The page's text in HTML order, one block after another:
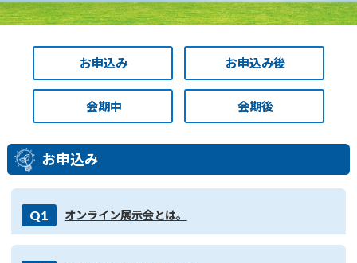
お申込み お申込み後
会期中 会期後
お申込み
Q1 オンライン展示会とは。